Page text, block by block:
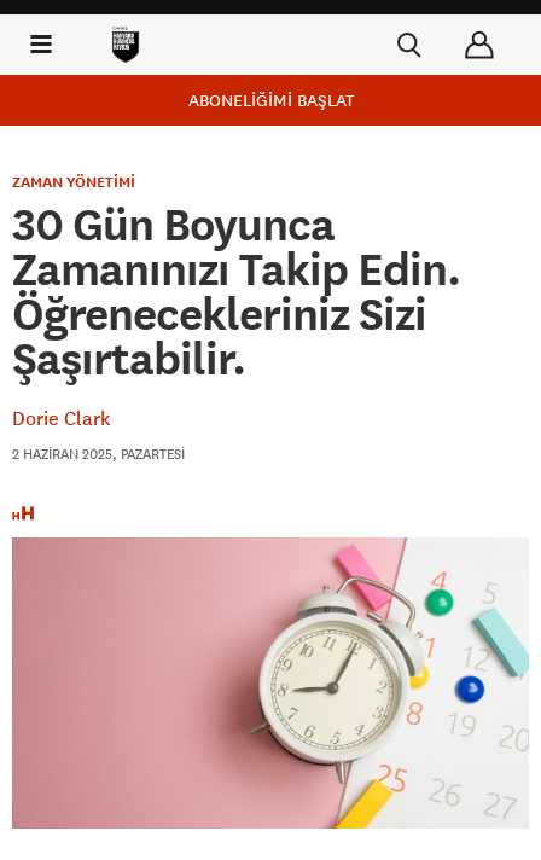
ABONELİĞİMİ BAŞLAT
ZAMAN YÖNETİMİ
30 Gün Boyunca
Zamanınızı Takip Edin.
Öğrenecekleriniz Sizi
Şaşırtabilir.
Dorie Clark
2 HAZIRAN 2025, PAZARTESI